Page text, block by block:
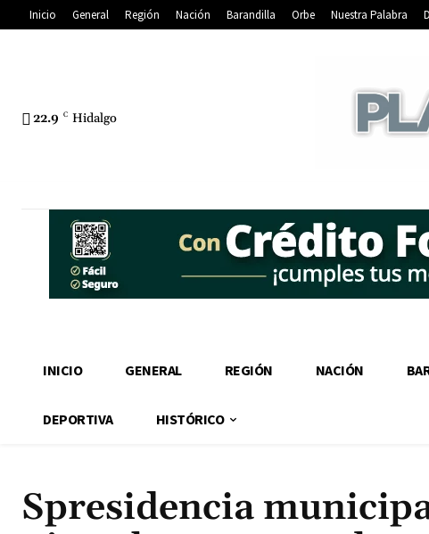
Inicio General Región Nación Barandilla Orbe Nuestra Palabra
22.9 C Hidalgo
INICIO GENERAL REGIÓN NACIÓN
DEPORTIVA HISTÓRICO
Spresidencia